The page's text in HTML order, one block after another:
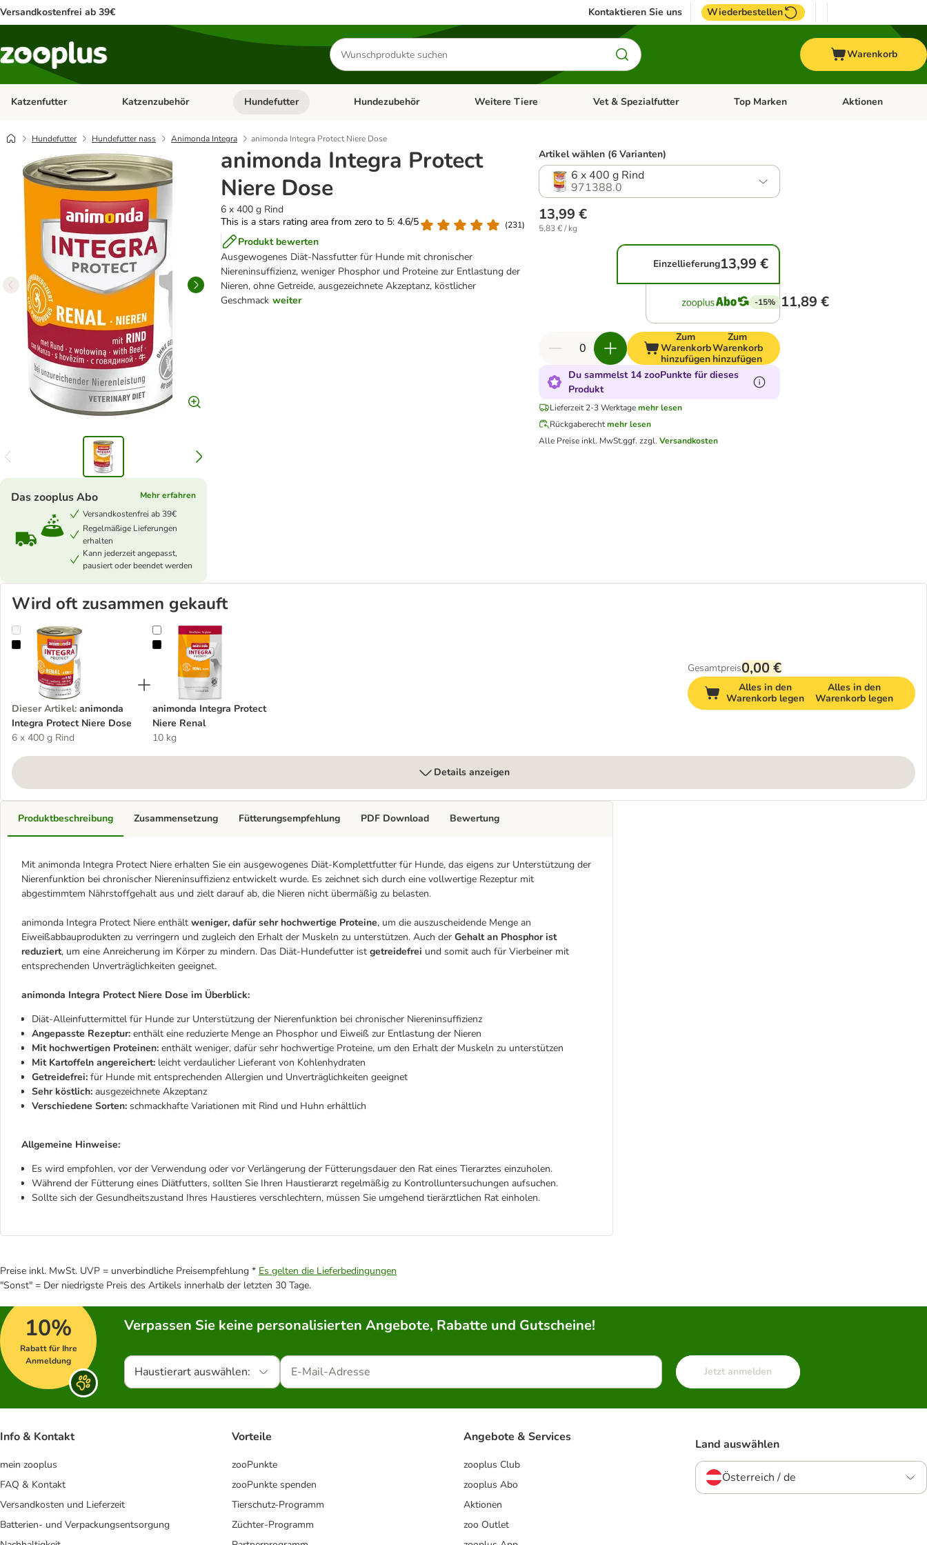
Versandkostenfrei ab 39€ Kontaktieren Sie uns Wiederbestellen
Produkte
suchen
Warenkorb
Katzenfutter Kategorie-Menü öffnen: Katzenfutter
Katzenzubehör Kategorie-Menü öffnen: Katzenzubehör
Hundefutter Kategorie-Menü öffnen: Hundefutter
Hundezubehör Kategorie-Menü öffnen: Hundezubehör
Weitere Tiere Kategorie-Menü öffnen: Weitere Tiere
Vet & Spezialfutter Kategorie-Menü öffnen: Vet & Spezialfutter
Top Marken Kategorie-Menü
Aktionen
Hundefutter Hundefutter nass Animonda Integra animonda Integra Protect Niere Dose
animonda Integra Protect
Niere Dose
6 x 400 g Rind
This is a stars rating area from zero to 5: 4.6/5
(231)
Produkt bewerten
Ausgewogenes Diät-Nassfutter für Hunde mit chronischer
Niereninsuffizienz, weniger Phosphor und Proteine zur Entlastung der
Nieren, ohne Getreide, ausgezeichnete Akzeptanz, köstlicher
Geschmack weiter
Das zooplus Abo
Mehr erfahren
Versandkostenfrei ab 39€
Regelmäßige Lieferungen
erhalten
Kann jederzeit angepasst,
pausiert oder beendet werden
Artikel wählen (6 Varianten)
6 x 400 g Rind
971388.0
13,99 €
5,83 € / kg
Einzellieferung13,99 €
-15% 11,89 €
Zum
Warenkorb
hinzufügen
Zum
Warenkorb
hinzufügen
Du sammelst 14 zooPunkte für dieses
Produkt
Lieferzeit 2-3 Werktage mehr lesen
Rückgaberecht mehr lesen
Alle Preise inkl. MwSt.ggf. zzgl. Versandkosten
Wird oft zusammen gekauft
animonda Integra Protect Niere Dose
Dieser Artikel: animonda
Integra Protect Niere Dose
6 x 400 g Rind
animonda Integra Protect Niere Renal
animonda Integra Protect
Niere Renal
10 kg
Gesamtpreis0,00 €
Alles in den
Warenkorb legen
Alles in den
Warenkorb legen
Details anzeigen
Produktbeschreibung
Mit animonda Integra Protect Niere erhalten Sie ein ausgewogenes Diät-Komplettfutter für Hunde, das eigens zur Unterstützung der
Nierenfunktion bei chronischer Niereninsuffizienz entwickelt wurde. Es zeichnet sich durch eine vollwertige Rezeptur mit
abgestimmtem Nährstoffgehalt aus und zielt darauf ab, die Nieren nicht übermäßig zu belasten.
animonda Integra Protect Niere enthält weniger, dafür sehr hochwertige Proteine, um die auszuscheidende Menge an
Eiweißabbauprodukten zu verringern und zugleich den Erhalt der Muskeln zu unterstützen. Auch der Gehalt an Phosphor ist
reduziert, um eine Anreicherung im Körper zu mindern. Das Diät-Hundefutter ist getreidefrei und somit auch für Vierbeiner mit
entsprechenden Unverträglichkeiten geeignet.
animonda Integra Protect Niere Dose im Überblick:
Diät-Alleinfuttermittel für Hunde zur Unterstützung der Nierenfunktion bei chronischer Niereninsuffizienz
Angepasste Rezeptur: enthält eine reduzierte Menge an Phosphor und Eiweiß zur Entlastung der Nieren
Mit hochwertigen Proteinen: enthält weniger, dafür sehr hochwertige Proteine, um den Erhalt der Muskeln zu unterstützen
Mit Kartoffeln angereichert: leicht verdaulicher Lieferant von Kohlenhydraten
Getreidefrei: für Hunde mit entsprechenden Allergien und Unverträglichkeiten geeignet
Sehr köstlich: ausgezeichnete Akzeptanz
Verschiedene Sorten: schmackhafte Variationen mit Rind und Huhn erhältlich
Allgemeine Hinweise:
Es wird empfohlen, vor der Verwendung oder vor Verlängerung der Fütterungsdauer den Rat eines Tierarztes einzuholen.
Während der Fütterung eines Diätfutters, sollten Sie Ihren Haustierarzt regelmäßig zu Kontrolluntersuchungen aufsuchen.
Sollte sich der Gesundheitszustand Ihres Haustieres verschlechtern, müssen Sie umgehend tierärztlichen Rat einholen.
Zusammensetzung Fütterungsempfehlung PDF Download Bewertung
Preise inkl. MwSt. UVP = unverbindliche Preisempfehlung * Es gelten die Lieferbedingungen
"Sonst" = Der niedrigste Preis des Artikels innerhalb der letzten 30 Tage.
10%
Rabatt für Ihre
Anmeldung
Verpassen Sie keine personalisierten Angebote, Rabatte und Gutscheine!
Haustierart auswählen: Jetzt anmelden
Info & Kontakt
mein zooplus
FAQ & Kontakt
Versandkosten und Lieferzeit
Batterien- und Verpackungsentsorgung
Vorteile
zooPunkte
zooPunkte spenden
Tierschutz-Programm
Züchter-Programm
Angebote & Services
zooplus Club
zooplus Abo
Aktionen
zoo Outlet
Land auswählen
Österreich / de